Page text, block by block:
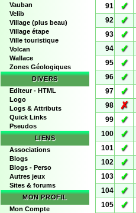
Vauban
Velib
Village (plus beau)
Village étape
Ville touristique
Volcan
Wallace
Zones Géologiques
DIVERS
Editeur - HTML
Logo
Logs & Attributs
Quick Links
Pseudos
LIENS
Associations
Blogs
Blogs - Perso
Autres jeux
Sites & forums
MON PROFIL
Mon Compte
91
✓
92
✓
93
✓
94
✓
95
✓
96
✓
97
✓
98
✗
99
✓
100
✓
101
✓
102
✓
103
✓
104
✓
105
✓